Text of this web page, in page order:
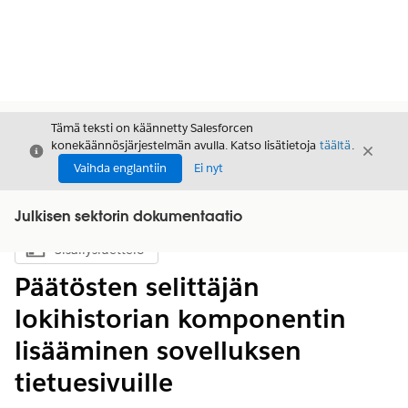
Sulje
Tämä teksti on käännetty Salesforcen
konekäännösjärjestelmän avulla. Katso lisätietoja täältä.
Vaihda englantiin
Ei nyt
Sulje
Julkisen sektorin dokumentaatio
Näytä sisällysluettelo
Sisällysluettelo
Päätösten selittäjän
lokihistorian komponentin
lisääminen sovelluksen
tietuesivuille